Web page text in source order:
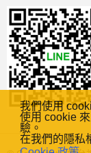
我們使用
使用 cookie
驗。
在我們的隱私